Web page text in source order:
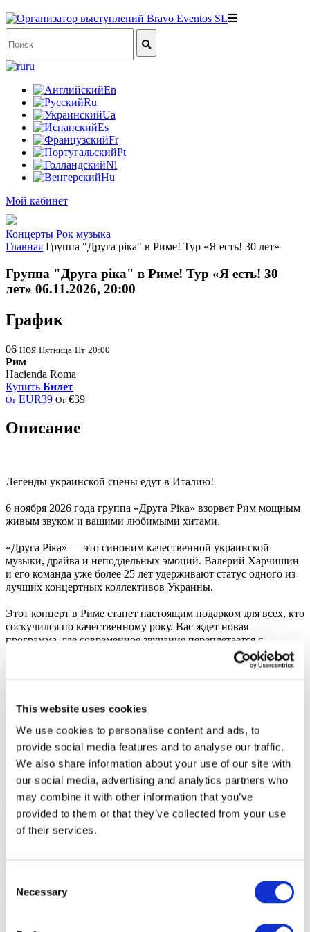
This website uses cookies
We use cookies to personalise content and ads, to
provide social media features and to analyse our traffic.
We also share information about your use of our site with
our social media, advertising and analytics partners who
may combine it with other information that you’ve
provided to them or that they’ve collected from your use
of their services.
Selection
Necessary
ru
En
Ru
Ua
Es
Fr
Pt
Nl
Hu
Мой кабинет
Концерты Рок музыка
Главная Группа "Друга ріка" в Риме! Тур «Я есть! 30 лет»
Группа "Друга ріка" в Риме! Тур «Я есть! 30
лет» 06.11.2026, 20:00
График
06 ноя Пятница Пт 20:00
Рим
Hacienda Roma
Купить Билет
От EUR39 От €39
Описание
Легенды украинской сцены едут в Италию!
6 ноября 2026 года группа «Друга Ріка» взорвет Рим мощным
живым звуком и вашими любимыми хитами.
«Друга Ріка» — это синоним качественной украинской
музыки, драйва и неподдельных эмоций. Валерий Харчишин
и его команда уже более 25 лет удерживают статус одного из
лучших концертных коллективов Украины.
Этот концерт в Риме станет настоящим подарком для всех, кто
соскучился по качественному року. Вас ждет новая
программа, где современное звучание переплетается с
Никаких фонограмм — только честная музыка и мощная
Стань частью большого рок-шоу!
Рим, готовься петь в унисон! Заказывай билеты на концерт
«Друга Ріка» уже сегодня и обеспечь себе вечер, который
запомнится навсегда.
Фото и видео